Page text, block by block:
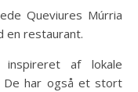
Queviures Múrria
en restaurant.
af lokale
De har også et stort